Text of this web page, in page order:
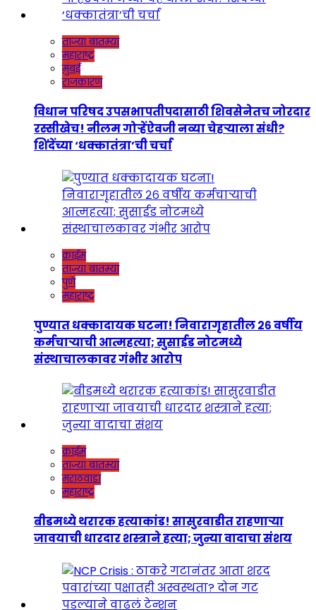
ताज्या बातम्या
महाराष्ट्र
मुंबई
राजकारण
विधान परिषद उपसभापतीपदासाठी शिवसेनेतच जोरदार
रस्सीखेच! नीलम गोऱ्हेंऐवजी नव्या चेहऱ्याला संधी?
शिंदेंच्या ‘धक्कातंत्रा’ची चर्चा
क्राईम
ताज्या बातम्या
पुणे
महाराष्ट्र
पुण्यात धक्कादायक घटना! निवारागृहातील २६ वर्षीय
कर्मचाऱ्याची आत्महत्या; सुसाईड नोटमध्ये
संस्थाचालकावर गंभीर आरोप
क्राईम
ताज्या बातम्या
मराठवाडा
महाराष्ट्र
बीडमध्ये थरारक हत्याकांड! सासुरवाडीत राहणाऱ्या
जावयाची धारदार शस्त्राने हत्या; जुन्या वादाचा संशय